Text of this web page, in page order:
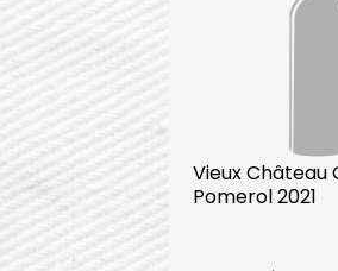
Vieux Château
Pomerol 2021